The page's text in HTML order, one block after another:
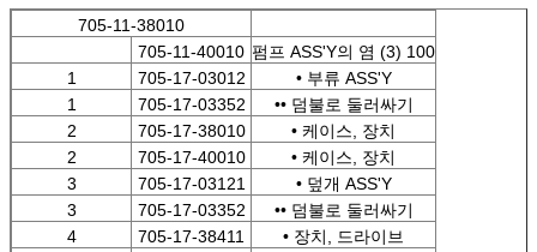
705-11-38010
705-11-40010 펌프 ASS'Y의 염 (3) 100
1
705-17-03012
• 부류 ASS'Y
1
705-17-03352
•• 덤불로 둘러싸기
2
705-17-38010
• 케이스, 장치
2
705-17-40010
• 케이스, 장치
3
705-17-03121
• 덮개 ASS'Y
3
705-17-03352
•• 덤불로 둘러싸기
4
705-17-38411
• 장치, 드라이브